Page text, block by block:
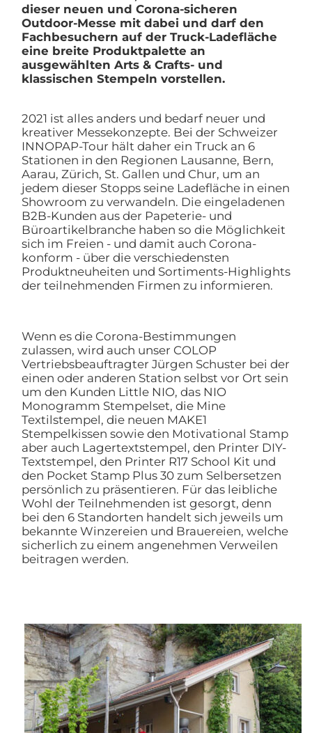
dieser neuen und Corona-sicheren
Outdoor-Messe mit dabei und darf den
Fachbesuchern auf der Truck-Ladefläche
eine breite Produktpalette an
ausgewählten Arts & Crafts- und
klassischen Stempeln vorstellen.
2021 ist alles anders und bedarf neuer und
kreativer Messekonzepte. Bei der Schweizer
INNOPAP-Tour hält daher ein Truck an 6
Stationen in den Regionen Lausanne, Bern,
Aarau, Zürich, St. Gallen und Chur, um an
jedem dieser Stopps seine Ladefläche in einen
Showroom zu verwandeln. Die eingeladenen
B2B-Kunden aus der Papeterie- und
Büroartikelbranche haben so die Möglichkeit
sich im Freien - und damit auch Corona-
konform - über die verschiedensten
Produktneuheiten und Sortiments-Highlights
der teilnehmenden Firmen zu informieren.
Wenn es die Corona-Bestimmungen
zulassen, wird auch unser COLOP
Vertriebsbeauftragter Jürgen Schuster bei der
einen oder anderen Station selbst vor Ort sein
um den Kunden Little NIO, das NIO
Monogramm Stempelset, die Mine
Textilstempel, die neuen MAKE1
Stempelkissen sowie den Motivational Stamp
aber auch Lagertextstempel, den Printer DIY-
Textstempel, den Printer R17 School Kit und
den Pocket Stamp Plus 30 zum Selbersetzen
persönlich zu präsentieren. Für das leibliche
Wohl der Teilnehmenden ist gesorgt, denn
bei den 6 Standorten handelt sich jeweils um
bekannte Winzereien und Brauereien, welche
sicherlich zu einem angenehmen Verweilen
beitragen werden.